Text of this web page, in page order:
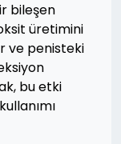
bileşen
üretimini
ve penisteki
bu etki